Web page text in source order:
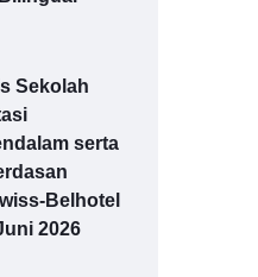
Sekolah
serta
Belhotel
2026